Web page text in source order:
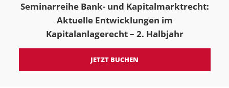
Seminarreihe Bank- und Kapitalmarktrecht:
Aktuelle Entwicklungen im
Kapitalanlagerecht – 2. Halbjahr
JETZT BUCHEN